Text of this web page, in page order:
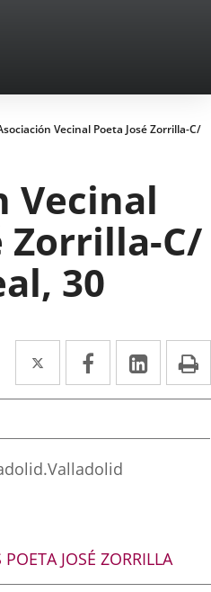
Vecinal Poeta José Zorrilla-C/
Vecinal
Zorrilla-C/
30
Twitter
Enlace
a
aplicación
externa.
Facebook
Enlace
a
aplicación
externa.
Enlace
a
Valladolid
JOSÉ ZORRILLA